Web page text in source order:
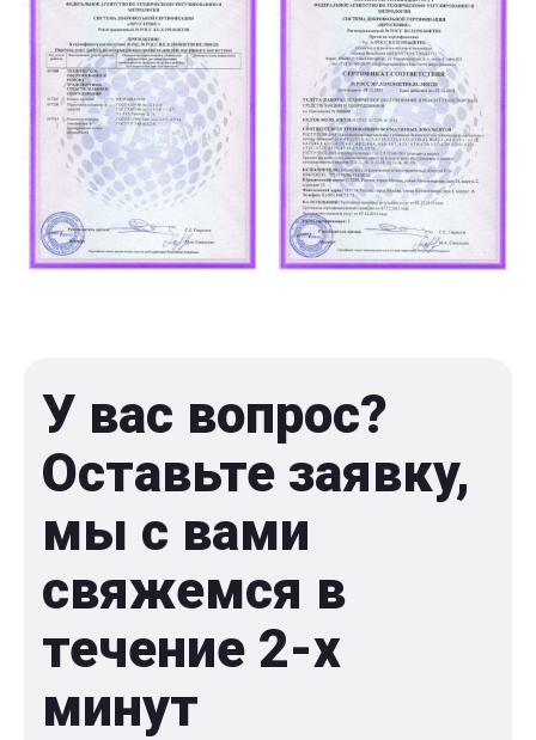
У вас вопрос?
Оставьте заявку,
мы с вами
свяжемся в
течение 2-x
минут